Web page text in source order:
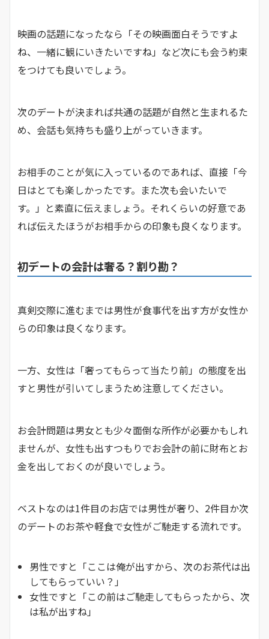
映画の話題になったなら「その映画面白そうですよ
ね、一緒に観にいきたいですね」など次にも会う約束
をつけても良いでしょう。
次のデートが決まれば共通の話題が自然と生まれるた
め、会話も気持ちも盛り上がっていきます。
お相手のことが気に入っているのであれば、直接「今
日はとても楽しかったです。また次も会いたいで
す。」と素直に伝えましょう。それくらいの好意であ
れば伝えたほうがお相手からの印象も良くなります。
初デートの会計は奢る？割り勘？
真剣交際に進むまでは男性が食事代を出す方が女性か
らの印象は良くなります。
一方、女性は「奢ってもらって当たり前」の態度を出
すと男性が引いてしまうため注意してください。
お会計問題は男女とも少々面倒な所作が必要かもしれ
ませんが、女性も出すつもりでお会計の前に財布とお
金を出しておくのが良いでしょう。
ベストなのは1件目のお店では男性が奢り、2件目か次
のデートのお茶や軽食で女性がご馳走する流れです。
男性ですと「ここは俺が出すから、次のお茶代は出
してもらっていい？」
女性ですと「この前はご馳走してもらったから、次
は私が出すね」